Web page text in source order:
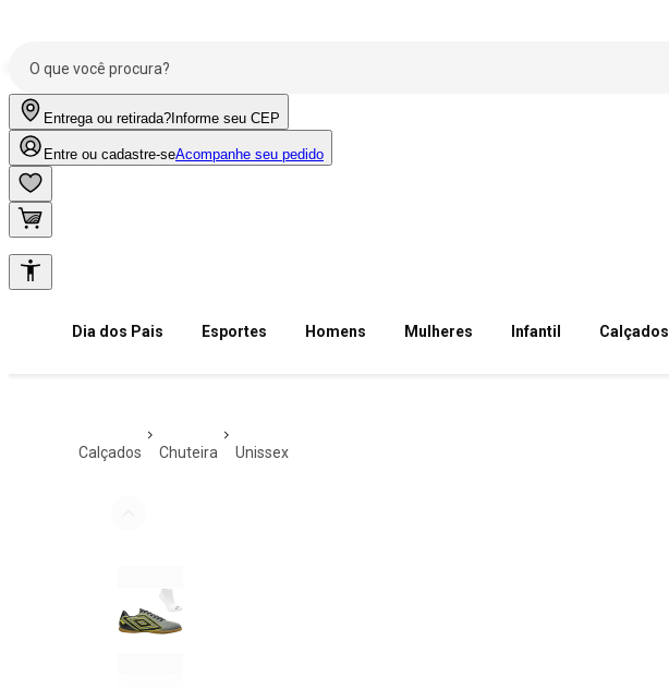
Entrega ou retirada? Informe seu CEP
Entre ou cadastre-seAcompanhe seu pedido
Dia dos Pais Esportes Homens Mulheres Infantil Calçados
calçados chuteira unissex